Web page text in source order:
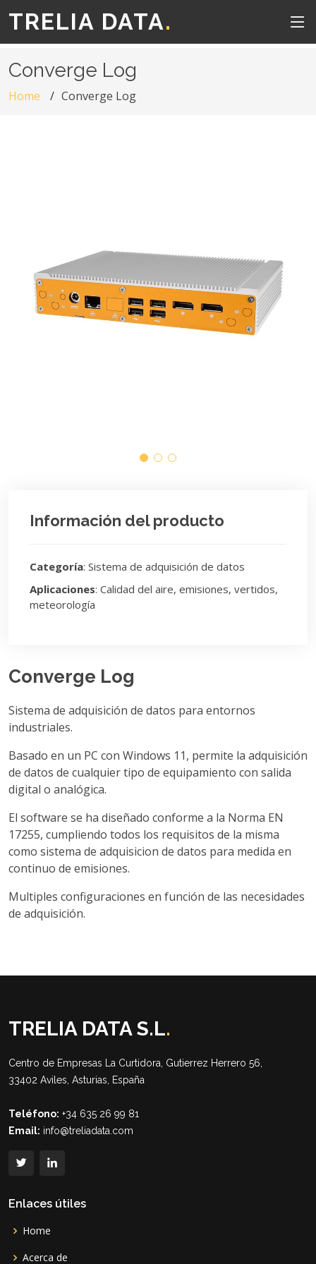
TRELIA DATA.
Converge Log
Home Converge Log
Información del producto
Categoría: Sistema de adquisición de datos
Aplicaciones: Calidad del aire, emisiones, vertidos,
meteorología
Converge Log
Sistema de adquisición de datos para entornos
industriales.
Basado en un PC con Windows 11, permite la adquisición
de datos de cualquier tipo de equipamiento con salida
digital o analógica.
El software se ha diseñado conforme a la Norma EN
17255, cumpliendo todos los requisitos de la misma
como sistema de adquisicion de datos para medida en
continuo de emisiones.
Multiples configuraciones en función de las necesidades
de adquisición.
TRELIA DATA S.L.
Centro de Empresas La Curtidora, Gutierrez Herrero 56,
33402 Aviles, Asturias, España
Teléfono: +34 635 26 99 81
Email: info@treliadata.com
Enlaces útiles
Home
Acerca de